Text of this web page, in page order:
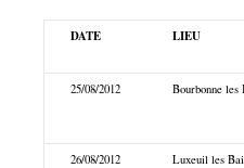
DATE LIEU
25/08/2012 Bourbonne les
26/08/2012 Luxeuil les